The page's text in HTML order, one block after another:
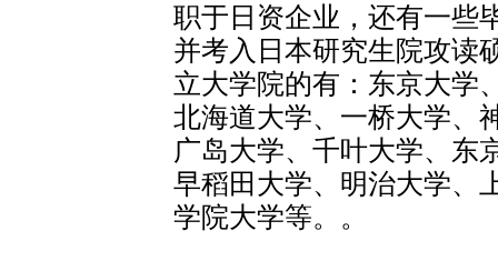
职于日资企业，还有一些
并考入日本研究生院攻读
立大学院的有：东京大学
北海道大学、一桥大学、
广岛大学、千叶大学、东
早稻田大学、明治大学、
学院大学等。。